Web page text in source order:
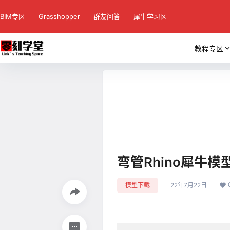
BIM专区 Grasshopper 群友问答 犀牛学习区
教程专区
弯管Rhino犀牛模
模型下载 22年7月22日